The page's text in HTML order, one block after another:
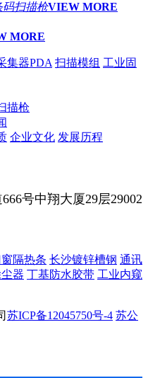
码扫描枪VIEW MORE
MORE
集器PDA 扫描模组 工业固
描枪
企业文化 发展历程
号中翔大厦29层29002
隔热条 长沙镀锌槽钢 通讯
器 丁基防水胶带 工业内窥
苏ICP备12045750号-4 苏公